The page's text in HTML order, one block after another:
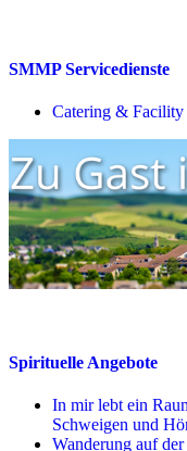
SMMP Servicedienste
Catering & Facility
Spirituelle Angebote
In mir lebt ein
Schweigen und
Wanderung auf